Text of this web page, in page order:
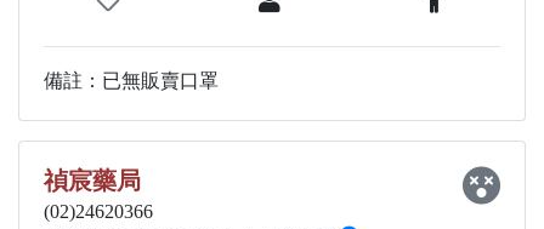
備註：已無販賣口罩
禎宸藥局
(02)24620366